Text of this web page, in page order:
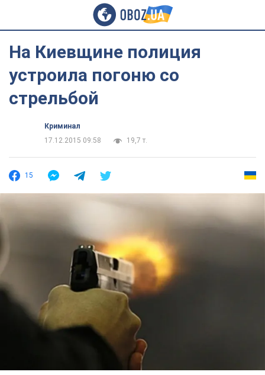
На Киевщине полиция
устроила погоню со
стрельбой
Криминал
17.12.2015 09:58
19,7 т.
15